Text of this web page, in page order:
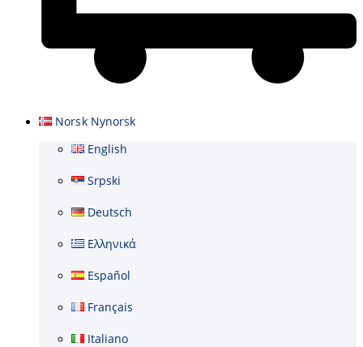
Norsk Nynorsk
English
Srpski
Deutsch
Ελληνικά
Español
Français
Italiano